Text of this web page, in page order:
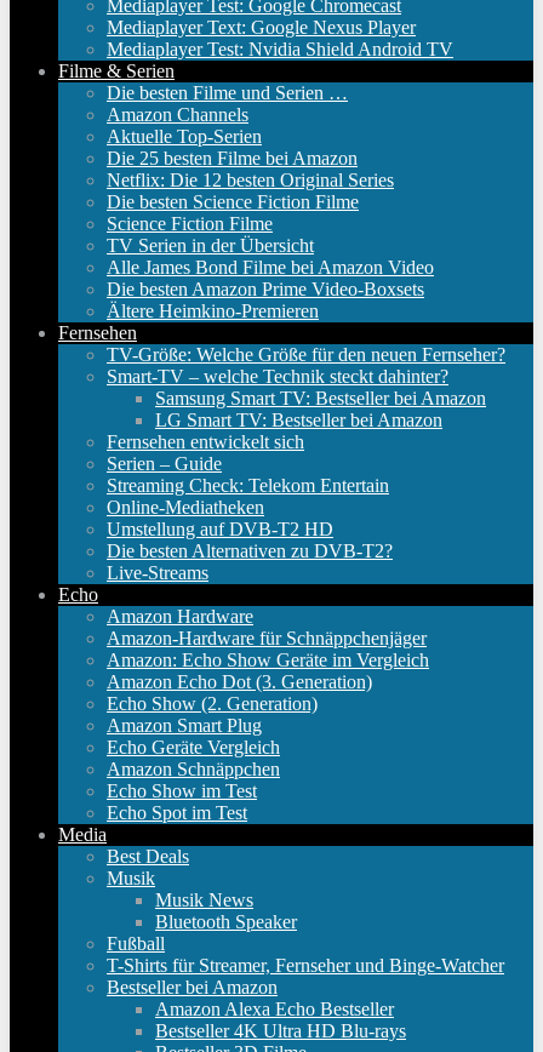
Mediaplayer Test: Google Chromecast
Mediaplayer Text: Google Nexus Player
Mediaplayer Test: Nvidia Shield Android TV
Filme & Serien
Die besten Filme und Serien …
Amazon Channels
Aktuelle Top-Serien
Die 25 besten Filme bei Amazon
Netflix: Die 12 besten Original Series
Die besten Science Fiction Filme
Science Fiction Filme
TV Serien in der Übersicht
Alle James Bond Filme bei Amazon Video
Die besten Amazon Prime Video-Boxsets
Ältere Heimkino-Premieren
Fernsehen
TV-Größe: Welche Größe für den neuen Fernseher?
Smart-TV – welche Technik steckt dahinter?
Samsung Smart TV: Bestseller bei Amazon
LG Smart TV: Bestseller bei Amazon
Fernsehen entwickelt sich
Serien – Guide
Streaming Check: Telekom Entertain
Online-Mediatheken
Umstellung auf DVB-T2 HD
Die besten Alternativen zu DVB-T2?
Live-Streams
Echo
Amazon Hardware
Amazon-Hardware für Schnäppchenjäger
Amazon: Echo Show Geräte im Vergleich
Amazon Echo Dot (3. Generation)
Echo Show (2. Generation)
Amazon Smart Plug
Echo Geräte Vergleich
Amazon Schnäppchen
Echo Show im Test
Echo Spot im Test
Media
Best Deals
Musik
Musik News
Bluetooth Speaker
Fußball
T-Shirts für Streamer, Fernseher und Binge-Watcher
Bestseller bei Amazon
Amazon Alexa Echo Bestseller
Bestseller 4K Ultra HD Blu-rays